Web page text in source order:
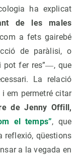
ha explicat
de les males
a fets gairebé
de paràlisi, o
pot fer res”―, que
La relació
i em permetré citar
de Jenny Offill,
el temps”, que
reflexió, qüestions
a la vegada en